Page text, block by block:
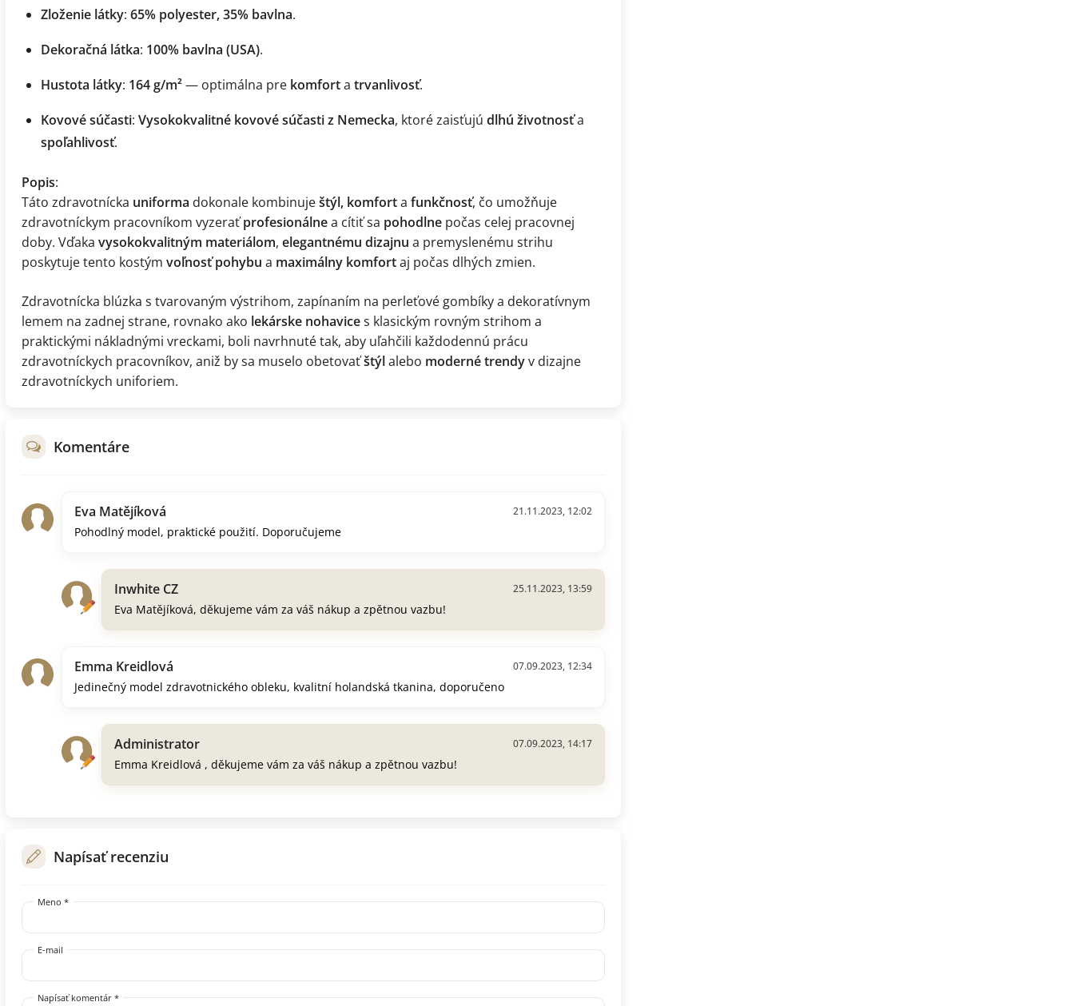
Zloženie látky: 65% polyester, 35% bavlna.
Dekoračná látka: 100% bavlna (USA).
Hustota látky: 164 g/m²— optimálna pre komforta trvanlivosť.
Kovové súčasti: Vysokokvalitné kovové súčasti z Nemecka, ktoré zaisťujú dlhú životnosťa
spoľahlivosť.
Popis:
Táto zdravotnícka uniforma dokonale kombinuještýl, komforta funkčnosť, čo umožňuje
zdravotníckym pracovníkom vyzeraťprofesionálnea cítiť sa pohodlne počas celej pracovnej
doby. Vďaka vysokokvalitným materiálom, elegantnému dizajnu a premyslenému strihu
poskytuje tento kostým voľnosť pohybu a maximálny komfortaj počas dlhých zmien.
Zdravotnícka blúzka s tvarovaným výstrihom, zapínaním na perleťové gombíky a dekoratívnym
lemem na zadnej strane, rovnako ako lekárske nohavices klasickým rovným strihom a
praktickými nákladnými vreckami, boli navrhnuté tak, aby uľahčili každodennú prácu
zdravotníckych pracovníkov, aniž by sa muselo obetovaťštýlalebo moderné trendyv dizajne
zdravotníckych uniforiem.
Komentáre
Eva Matějíková 21.11.2023, 12:02
Pohodlný model, praktické použití. Doporučujeme
Inwhite CZ 25.11.2023, 13:59
Eva Matějíková, děkujeme vám za váš nákup a zpětnou vazbu!
Emma Kreidlová 07.09.2023, 12:34
Jedinečný model zdravotnického obleku, kvalitní holandská tkanina, doporučeno
Administrator 07.09.2023, 14:17
Emma Kreidlová , děkujeme vám za váš nákup a zpětnou vazbu!
Napísať recenziu
Meno *
E-mail
Napísať komentár *